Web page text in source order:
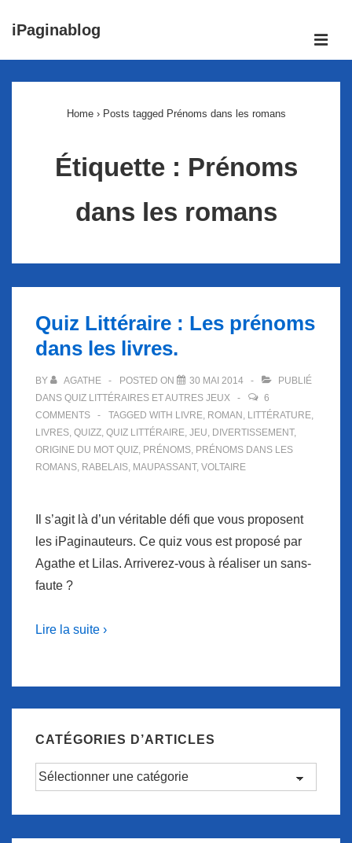
passer
iPaginablog
Home › Posts tagged Prénoms dans les romans
Étiquette : Prénoms
dans les romans
Quiz Littéraire : Les prénoms
dans les livres.
BY AGATHE POSTED ON 30 MAI 2014
PUBLIÉ
DANS QUIZ LITTÉRAIRES ET AUTRES JEUX
6
COMMENTS
TAGGED WITH LIVRE, ROMAN , LITTÉRATURE,
LIVRES, QUIZZ, QUIZ LITTÉRAIRE, JEU, DIVERTISSEMENT,
ORIGINE DU MOT QUIZ, PRÉNOMS, PRÉNOMS DANS LES
ROMANS, RABELAIS, MAUPASSANT, VOLTAIRE
Il s’agit là d’un véritable défi que vous proposent
les iPaginauteurs. Ce quiz vous est proposé par
Agathe et Lilas. Arriverez-vous à réaliser un sans-
faute ?
Lire la suite ›
CATÉGORIES D’ARTICLES
Catégories